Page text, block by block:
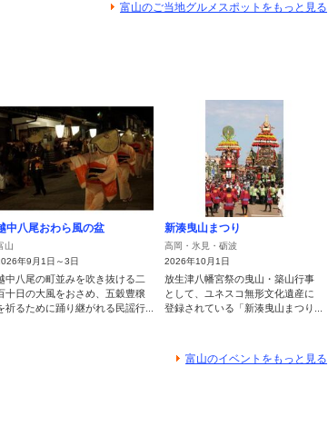
富山のご当地グルメスポットをもっと見る
中八尾おわら風の盆
山
年9月1日～3日
中八尾の町並みを吹き抜ける二
十日の大風をおさめ、五穀豊穣
祈るために踊り継がれる民謡行...
新湊曳山まつり
高岡・氷見・砺波
2026年10月1日
放生津八幡宮祭の曳山・築山行事
として、ユネスコ無形文化遺産に
登録されている「新湊曳山まつり...
富山のイベントをもっと見る